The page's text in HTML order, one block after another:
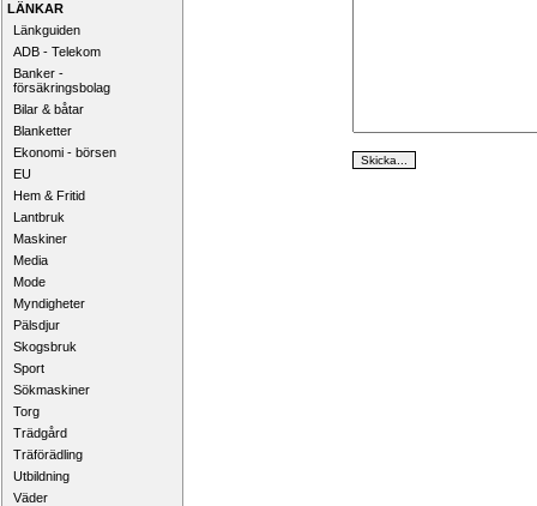
LÄNKAR
Länkguiden
ADB - Telekom
Banker -
försäkringsbolag
Bilar & båtar
Blanketter
Ekonomi - börsen
EU
Hem & Fritid
Lantbruk
Maskiner
Media
Mode
Myndigheter
Pälsdjur
Skogsbruk
Sport
Sökmaskiner
Torg
Trädgård
Träförädling
Utbildning
Väder